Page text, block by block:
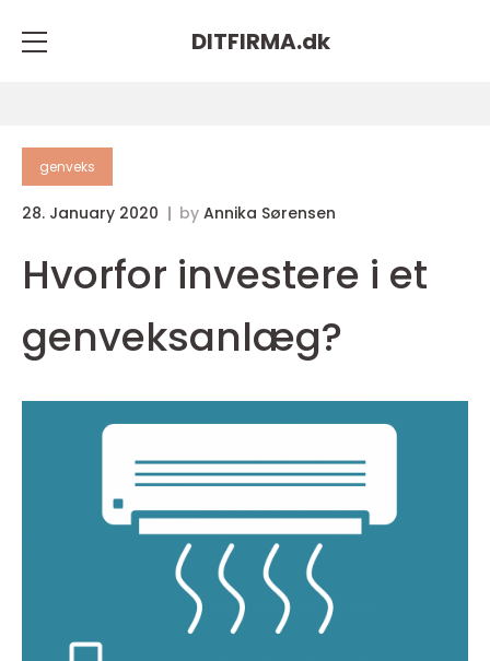
DITFIRMA.dk
genveks
28. January 2020 by Annika Sørensen
Hvorfor investere i et
genveksanlæg?